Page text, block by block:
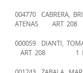
004770 CABRERA,
ATENAS ART
000059 DIANTI,
ART 208 1